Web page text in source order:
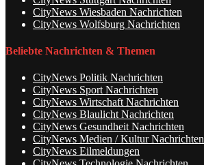
CityNews Wiesbaden Nachrichten
CityNews Wolfsburg Nachrichten
Beliebte Nachrichten & Themen
CityNews Politik Nachrichten
CityNews Sport Nachrichten
CityNews Wirtschaft Nachrichten
CityNews Blaulicht Nachrichten
CityNews Gesundheit Nachrichten
CityNews Medien / Kultur Nachrichten
CityNews Eilmeldungen